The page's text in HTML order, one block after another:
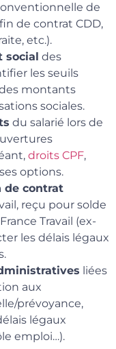
de
de contrat CDD,
etc.).
social des
les seuils
montants
sociales.
du salarié lors de
droits CPF,
options.
de contrat
reçu pour solde
Travail (ex-
les délais légaux
liées
aux
prévoyance,
légaux
emploi…).